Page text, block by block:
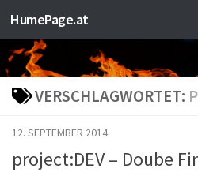
Zum Inhalt springen
HumePage.at
VERSCHLAGWORTET:
12. SEPTEMBER 2014
project:DEV – Doube